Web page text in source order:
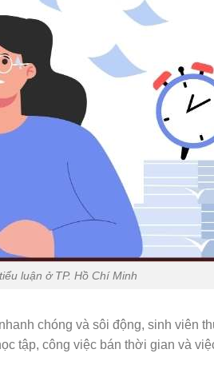
luận ở TP. Hồ Chí Minh
chóng và sôi động, sinh viên
tập, công việc bán thời gian và